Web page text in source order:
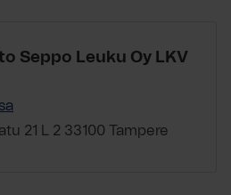
Seppo Leuku Oy LKV
21 L 2 33100 Tampere